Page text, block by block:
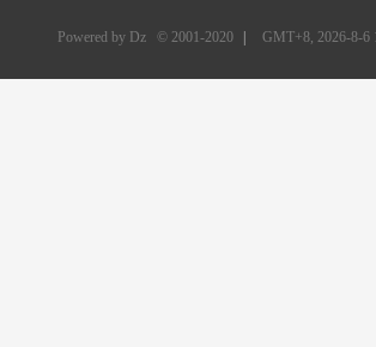
Powered by Dz © 2001-2020 GMT+8, 2026-8-6